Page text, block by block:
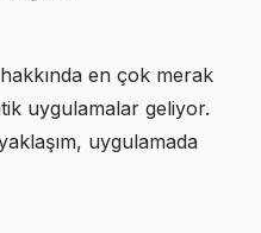
en çok merak
uygulamalar geliyor.
uygulamada